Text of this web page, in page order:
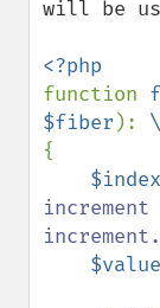
will be
function
$fiber ):
{
$index
increment.
$value